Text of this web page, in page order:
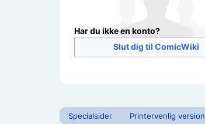
Har du ikke en konto?
Slut dig til ComicWiki
Specialsider Printervenlig version